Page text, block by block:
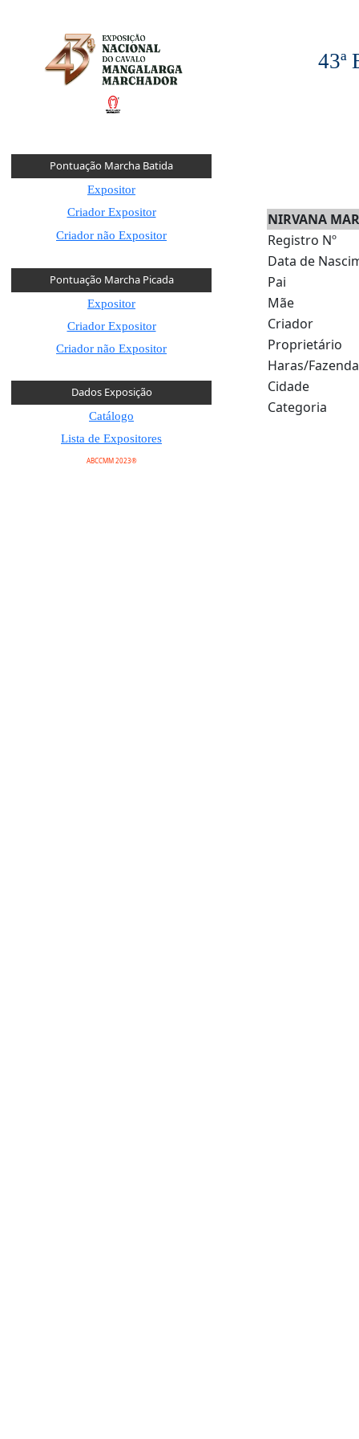
43ª
Pontuação Marcha Batida
Expositor
Criador Expositor
Criador não Expositor
Pontuação Marcha Picada
Expositor
Criador Expositor
Criador não Expositor
Dados Exposição
Catálogo
Lista de Expositores
ABCCMM 2023®
NIRVANA
Registro Nº
Data de
Pai
Mãe
Criador
Proprietário
Haras/Fazenda
Cidade
Categoria